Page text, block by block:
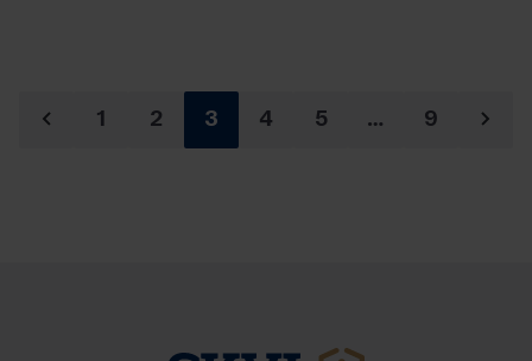
1 2 3 4 5 … 9